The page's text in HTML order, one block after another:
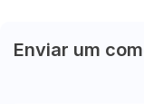
Enviar um